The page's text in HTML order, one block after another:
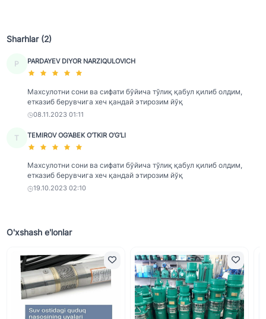
Sharhlar (2)
P PARDAYEV DIYOR NARZIQULOVICH
Махсулотни сони ва сифати бўйича тўлиқ қабул қилиб олдим,
етказиб берувчига хеч қандай этирозим йўқ
08.11.2023 01:11
T TEMIROV OG‘ABEK O‘TKIR O‘G‘LI
Махсулотни сони ва сифати бўйича тўлиқ қабул қилиб олдим,
етказиб берувчига хеч қандай этирозим йўқ
19.10.2023 02:10
O'xshash e'lonlar